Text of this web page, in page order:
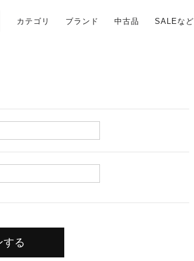
カテゴリ ブランド 中古品 SALEなど